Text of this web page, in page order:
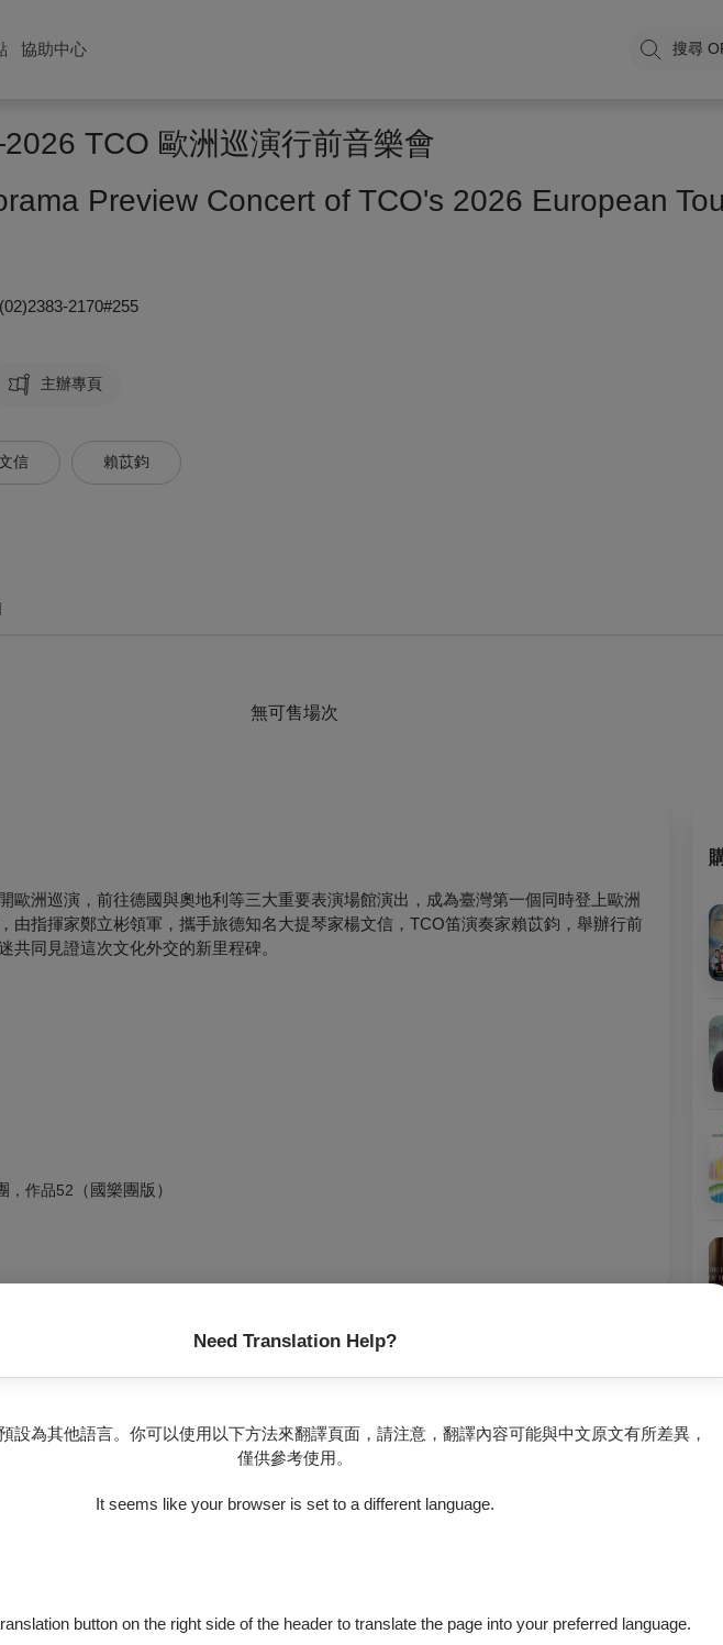
協助中心 搜尋
Need Translation Help?
設為其他語言。你可以使用以下方法來翻譯頁面，請注意，翻譯內容可能與中文原文有所差異，
僅供參考使用。
It seems like your browser is set to a different language.
button on the right side of the header to translate the page into your preferred language.
TCO 歐洲巡演行前音樂會
Preview Concert of TCO's 2026 European
(02)2383-2170#255
主辦專頁
信 賴苡鈞
無可售場次
歐洲巡演，前往德國與奧地利等三大重要表演場館演出，成為臺灣第一個同時登上歐洲
由指揮家鄭立彬領軍，攜手旅德知名大提琴家楊文信，TCO笛演奏家賴苡鈞，舉辦行前
同見證這次文化外交的新里程碑。
，作品52 （國樂團版）
場次中任選1檔節目，享7折優惠（以上優惠皆限定為新臺幣500元以上座位區）